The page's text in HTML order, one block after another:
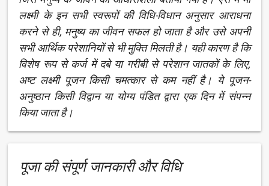
लक्ष्मी के इन सभी स्वरूपों की विधि-विधान अनुसार आराधना
करने से ही, मनुष्य का जीवन सफल हो जाता है और उसे अपनी
सभी आर्थिक परेशानियों से भी मुक्ति मिलती है। यही कारण है कि
विशेष रूप से कर्ज में दबे या गरीबी से परेशान जातकों के लिए,
अष्‍ट लक्ष्‍मी पूजन किसी चमत्कार से कम नहीं है। ये पूजन-
अनुष्ठान किसी विद्वान या योग्य पंडित द्वारा एक दिन में संपन्न
किया जाता है।
पूजा की संपूर्ण जानकारी और विधि